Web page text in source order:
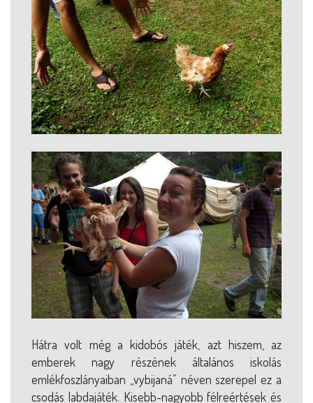
Hátra volt még a kidobós játék, azt hiszem, az
emberek nagy részének általános iskolás
emlékfoszlányaiban „vybijaná” néven szerepel ez a
csodás labdajáték. Kisebb-nagyobb félreértések és